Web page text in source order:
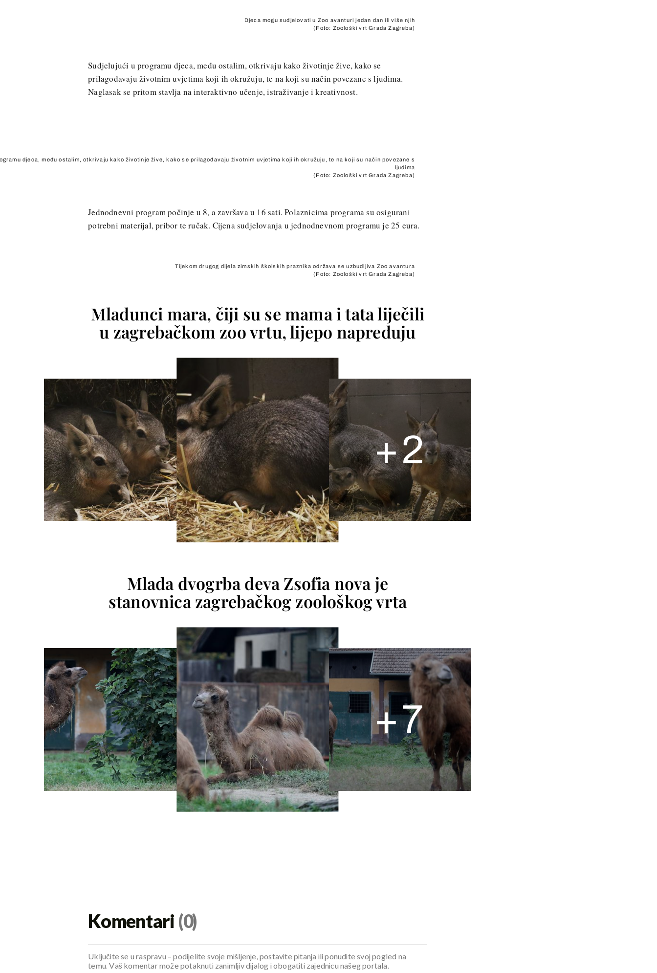
Djeca mogu sudjelovati u Zoo avanturi jedan dan ili više njih
(Foto: Zoološki vrt Grada Zagreba)
Sudjelujući u programu djeca, među ostalim, otkrivaju kako životinje žive, kako se
prilagođavaju životnim uvjetima koji ih okružuju, te na koji su način povezane s ljudima.
Naglasak se pritom stavlja na interaktivno učenje, istraživanje i kreativnost.
djeca, među ostalim, otkrivaju kako životinje žive, kako se prilagođavaju životnim uvjetima koji ih okružuju, te na koji su način povezane s
ljudima
(Foto: Zoološki vrt Grada Zagreba)
Jednodnevni program počinje u 8, a završava u 16 sati. Polaznicima programa su osigurani
potrebni materijal, pribor te ručak. Cijena sudjelovanja u jednodnevnom programu je 25 eura.
Tijekom drugog dijela zimskih školskih praznika održava se uzbudljiva Zoo avantura
(Foto: Zoološki vrt Grada Zagreba)
Mladunci mara, čiji su se mama i tata liječili
u zagrebačkom zoo vrtu, lijepo napreduju
+2
Mlada dvogrba deva Zsofia nova je
stanovnica zagrebačkog zoološkog vrta
+7
Komentari (0)
Uključite se u raspravu – podijelite svoje mišljenje, postavite pitanja ili ponudite svoj pogled na
temu. Vaš komentar može potaknuti zanimljiv dijalog i obogatiti zajednicu našeg portala.